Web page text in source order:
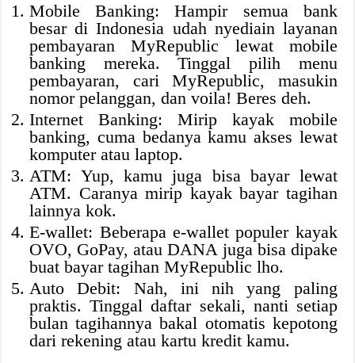
Mobile Banking: Hampir semua bank
besar di Indonesia udah nyediain layanan
pembayaran MyRepublic lewat mobile
banking mereka. Tinggal pilih menu
pembayaran, cari MyRepublic, masukin
nomor pelanggan, dan voila! Beres deh.
Internet Banking: Mirip kayak mobile
banking, cuma bedanya kamu akses lewat
komputer atau laptop.
ATM: Yup, kamu juga bisa bayar lewat
ATM. Caranya mirip kayak bayar tagihan
lainnya kok.
E-wallet: Beberapa e-wallet populer kayak
OVO, GoPay, atau DANA juga bisa dipake
buat bayar tagihan MyRepublic lho.
Auto Debit: Nah, ini nih yang paling
praktis. Tinggal daftar sekali, nanti setiap
bulan tagihannya bakal otomatis kepotong
dari rekening atau kartu kredit kamu.